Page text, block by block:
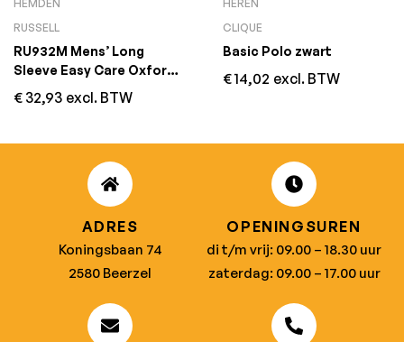
HEMDEN
RUSSELL
RU932M Mens’ Long
Sleeve Easy Care Oxford
Shirt Zwart
€ 32,93 excl. BTW
HEREN
CLIQUE
Basic Polo zwart
€14,02 excl. BTW
ADRES
Koningsbaan 74
2580 Beerzel
OPENINGSUREN
di t/m vrij: 09.00 – 18.30 uur
zaterdag: 09.00 – 17.00 uur